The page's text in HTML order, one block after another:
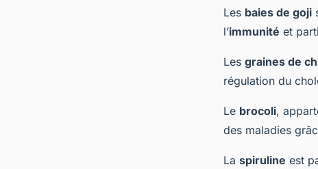
Les baies de goji
l’immunité et
Les graines de
régulation du
Le brocoli,
des maladies
La spiruline est